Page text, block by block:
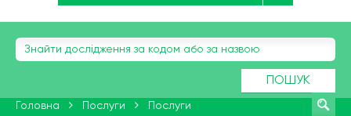
ПОШУК
Головна Послуги Послуги